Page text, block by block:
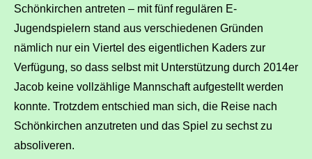
Schönkirchen antreten – mit fünf regulären E-
Jugendspielern stand aus verschiedenen Gründen
nämlich nur ein Viertel des eigentlichen Kaders zur
Verfügung, so dass selbst mit Unterstützung durch 2014er
Jacob keine vollzählige Mannschaft aufgestellt werden
konnte. Trotzdem entschied man sich, die Reise nach
Schönkirchen anzutreten und das Spiel zu sechst zu
absoliveren.